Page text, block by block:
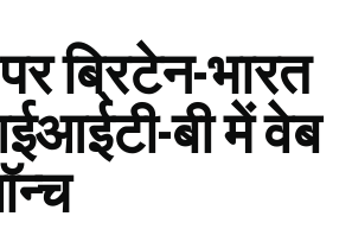
ब्रिटेन-भारत
बी में वेब